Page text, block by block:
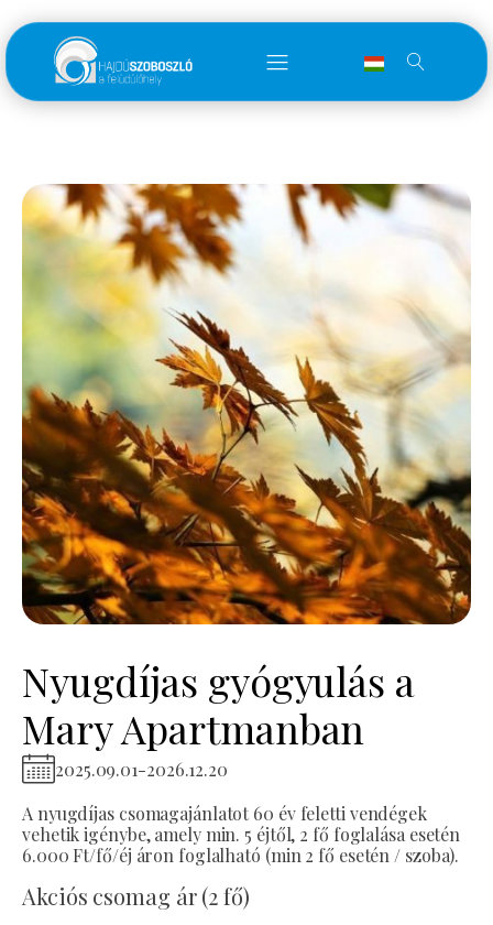
Nyugdíjas gyógyulás a
Mary Apartmanban
2025.09.01-2026.12.20
A nyugdíjas csomagajánlatot 60 év feletti vendégek
vehetik igénybe, amely min. 5 éjtől, 2 fő foglalása esetén
6.000 Ft/fő/éj áron foglalható (min 2 fő esetén / szoba).
Akciós csomag ár (2 fő)